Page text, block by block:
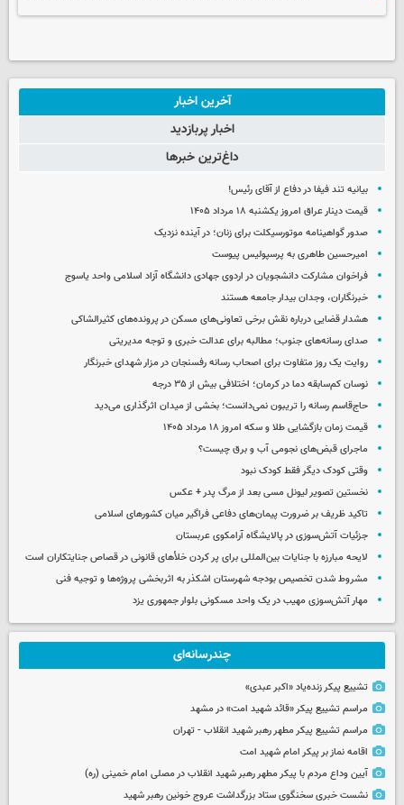
آخرین اخبار
اخبار پربازدید
داغ‌ترین خبرها
بیانیه تند فیفا در دفاع از آقای رئیس!
قیمت دینار عراق امروز یکشنبه ۱۸ مرداد ۱۴۰۵
صدور گواهینامه موتورسیکلت برای زنان؛ در آینده نزدیک
امیرحسین طاهری به پرسپولیس پیوست
فراخوان مشارکت دانشجویان در اردوی جهادی دانشگاه آزاد اسلامی واحد یاسوج
خبرنگاران، وجدان بیدار جامعه هستند
هشدار قضایی درباره نقش برخی تعاونی‌های مسکن در پرونده‌های کثیرالشاکی
صدای رسانه‌های جنوب؛ مطالبه برای عدالت خبری و توجه مدیریتی
روایت یک روز متفاوت برای اصحاب رسانه رفسنجان در مزار شهدای خبرنگار
نوسان کم‌سابقه دما در کرمان؛ اختلافی بیش از ۳۵ درجه
حاج‌قاسم رسانه را تریبون نمی‌دانست؛ بخشی از میدان اثرگذاری می‌دید
قیمت زمان بازگشایی طلا و سکه امروز ۱۸ مرداد ۱۴۰۵
ماجرای قبض‌های نجومی آب و برق چیست؟
وقتی کودک دیگر فقط کودک نبود
نخستین تصویر لیونل مسی بعد از مرگ پدر + عکس
تاکید ظریف بر ضرورت پیمان‌های دفاعی فراگیر میان کشورهای اسلامی
جزئیات آتش‌سوزی در پالایشگاه آرامکوی عربستان
لایحه مبارزه با جنایات بین‌المللی برای پر کردن خلأهای قانونی در قصاص جنایتکاران است
مشروط شدن تخصیص بودجه شهرستان اشکذر به اثربخشی پروژه‌ها و توجیه فنی
مهار آتش‌سوزی مهیب در یک واحد مسکونی بلوار جمهوری یزد
چندرسانه‌ای
تشییع پیکر زنده‌یاد «اکبر عبدی»
مراسم تشییع پیکر «قائد شهید امت» در مشهد
مراسم تشییع پیکر مطهر رهبر شهید انقلاب - تهران
اقامه نماز بر پیکر امام شهید امت
آیین وداع مردم با پیکر مطهر رهبر شهید انقلاب در مصلی امام خمینی (ره)
نشست خبری سخنگوی ستاد بزرگداشت عروج خونین رهبر شهید